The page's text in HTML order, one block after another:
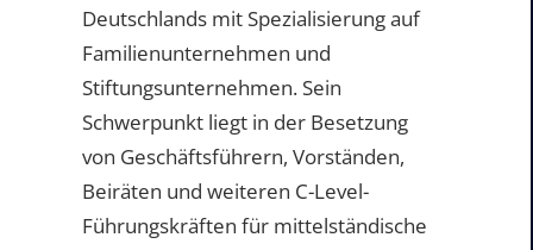
Deutschlands mit Spezialisierung auf
Familienunternehmen und
Stiftungsunternehmen. Sein
Schwerpunkt liegt in der Besetzung
von Geschäftsführern, Vorständen,
Beiräten und weiteren C-Level-
Führungskräften für mittelständische